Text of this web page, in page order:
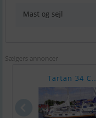
Mast og sejl
Sælgers annoncer
Tartan 34 C..